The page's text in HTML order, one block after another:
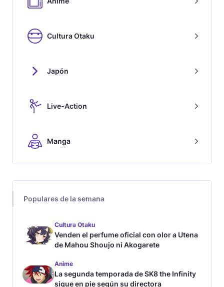
Cultura Otaku
Japón
Live-Action
Manga
Populares de la semana
Cultura Otaku
Venden el perfume oficial con olor a Utena
de Mahou Shoujo ni Akogarete
Anime
La segunda temporada de SK8 the Infinity
sigue en pie según su directora